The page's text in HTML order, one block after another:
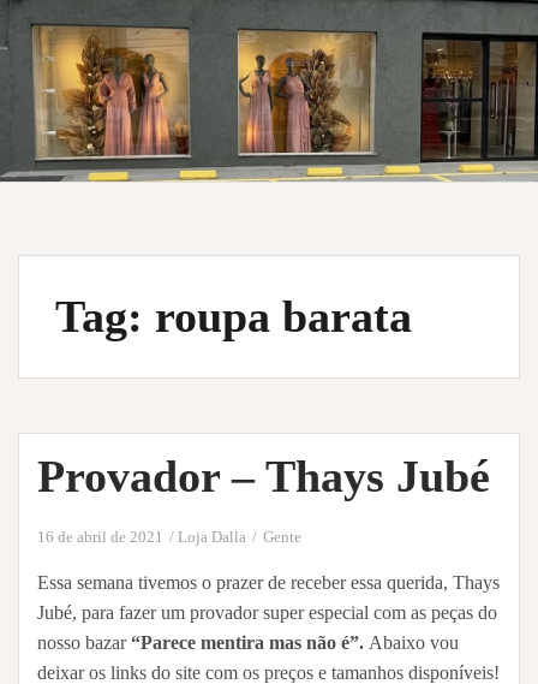
Tag: roupa barata
Provador – Thays Jubé
16 de abril de 2021 Loja Dalla Gente
Essa semana tivemos o prazer de receber essa querida, Thays
Jubé, para fazer um provador super especial com as peças do
nosso bazar“Parece mentira mas não é”. Abaixo vou
deixar os links do site com os preços e tamanhos disponíveis!